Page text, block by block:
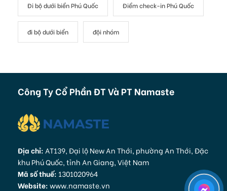
Đi bộ dưới biển Phú Quốc Điểm check-in Phú Quốc
đi bộ dưới biển đội nhóm
Công Ty Cổ Phần ĐT Và PT Namaste
Địa chỉ: AT139, Đại lộ New An Thới, phường An Thới, Đặc
khu Phú Quốc, tỉnh An Giang, Việt Nam
Mã số thuế: 1301020964
Website:www.namaste.vn